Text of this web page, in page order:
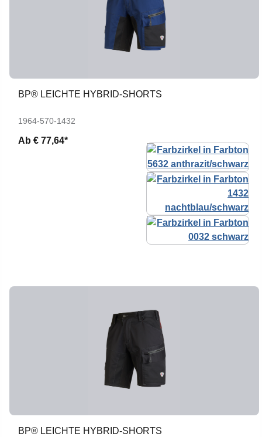
BP® LEICHTE HYBRID-SHORTS
1964-570-1432
Ab € 77,64*
BP® LEICHTE HYBRID-SHORTS